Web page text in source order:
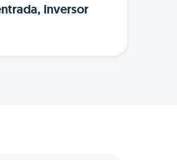
inversor